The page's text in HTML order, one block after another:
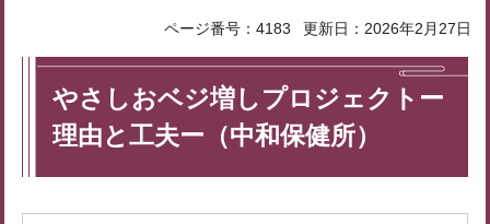
ページ番号：4183 更新日：2026年2月27日
やさしおベジ増しプロジェクトー
理由と工夫ー（中和保健所）